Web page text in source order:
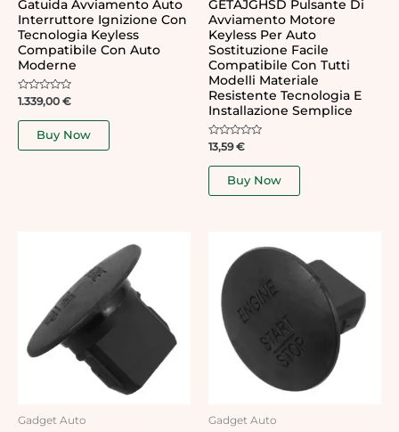
Gatuida Avviamento Auto
Interruttore Ignizione Con
Tecnologia Keyless
Compatibile Con Auto
Moderne
Rated
out
1.339,00 €
Buy Now
GETAJGHSD Pulsante Di
Avviamento Motore
Keyless Per Auto
Sostituzione Facile
Compatibile Con Tutti
Modelli Materiale
Resistente Tecnologia E
Installazione Semplice
Rated
out
13,59€
Buy Now
Gadget Auto Gadget Auto